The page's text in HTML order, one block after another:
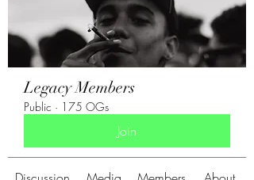
Legacy Members
Public · 175 OGs
Join